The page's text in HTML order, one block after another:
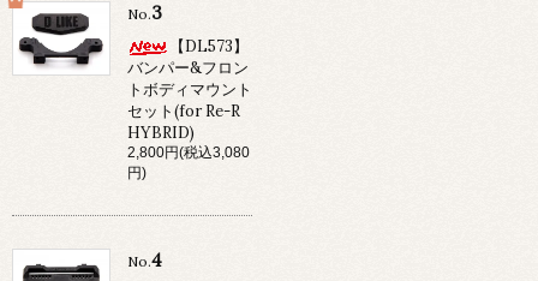
No.3
【DL573】
バンパー&フロン
トボディマウント
セット(for Re-R
HYBRID)
2,800円(税込3,080
円)
No.4